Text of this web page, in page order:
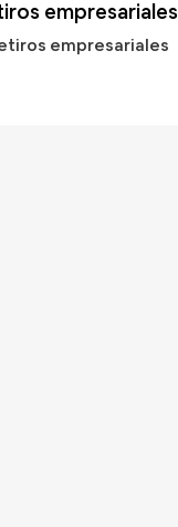
empresariales
empresariales